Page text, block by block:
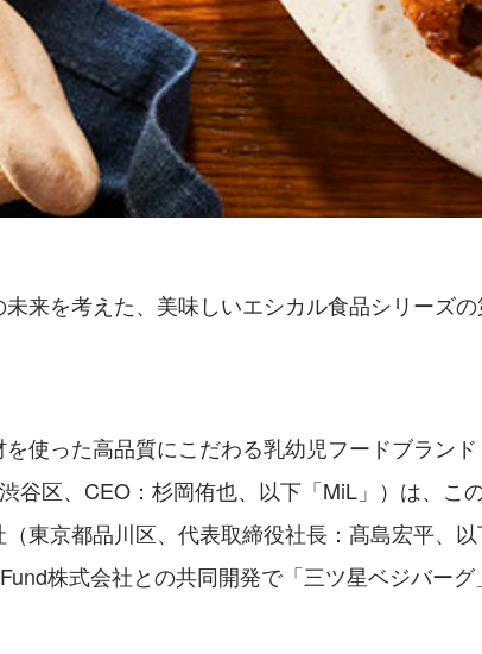
来を考えた、美味しいエシカル食品シリーズ
使った高品質にこだわる乳幼児フードブラン
谷区、CEO：杉岡侑也、以下「MiL」）は、こ
東京都品川区、代表取締役社長：髙島宏平、
株式会社との共同開発で「三ツ星ベジバー